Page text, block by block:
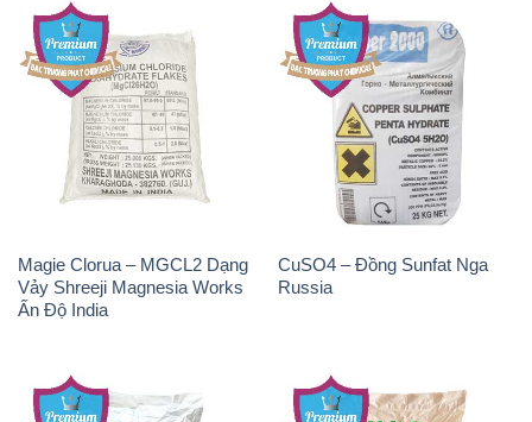
Magie Clorua – MGCL2 Dạng
Vảy Shreeji Magnesia Works
Ấn Độ India
CuSO4 – Đồng Sunfat Nga